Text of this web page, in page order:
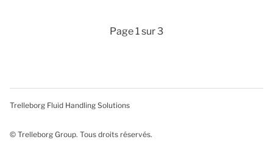
Page 1 sur 3
Trelleborg Fluid Handling Solutions
© Trelleborg Group. Tous droits réservés.